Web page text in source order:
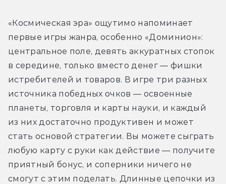
«Космическая эра» ощутимо напоминает
первые игры жанра, особенно «Доминион»:
центральное поле, девять аккуратных стопок
в середине, только вместо денег — фишки
истребителей и товаров. В игре три разных
источника победных очков — освоенные
планеты, торговля и карты науки, и каждый
из них достаточно продуктивен и может
стать основой стратегии. Вы можете сыграть
любую карту с руки как действие — получите
приятный бонус, и соперники ничего не
смогут с этим поделать. Длинные цепочки из